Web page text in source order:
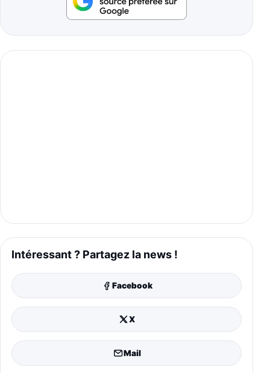
Intéressant ? Partagez la news !
Facebook
X
Mail